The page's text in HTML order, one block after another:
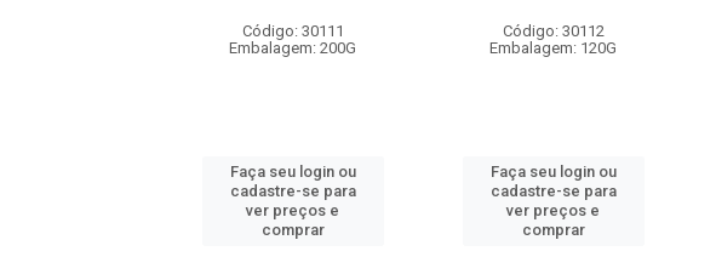
Código: 30111
Embalagem: 200G
Faça seu login ou
cadastre-se para
ver preços e
comprar
Código: 30112
Embalagem: 120G
Faça seu login ou
cadastre-se para
ver preços e
comprar